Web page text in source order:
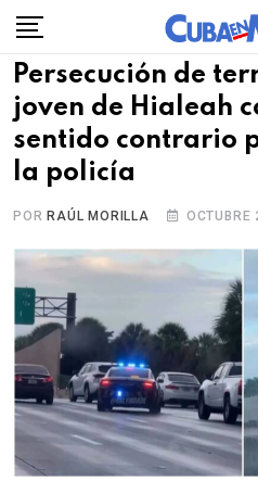
Skip
content
Persecución de
joven de Hialeah
sentido contrario
la policía
POR RAÚL MORILLA OCTUBRE